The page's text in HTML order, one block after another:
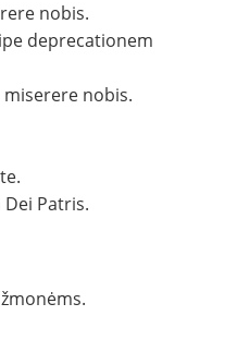
nobis.
deprecationem
nobis.
Patris.